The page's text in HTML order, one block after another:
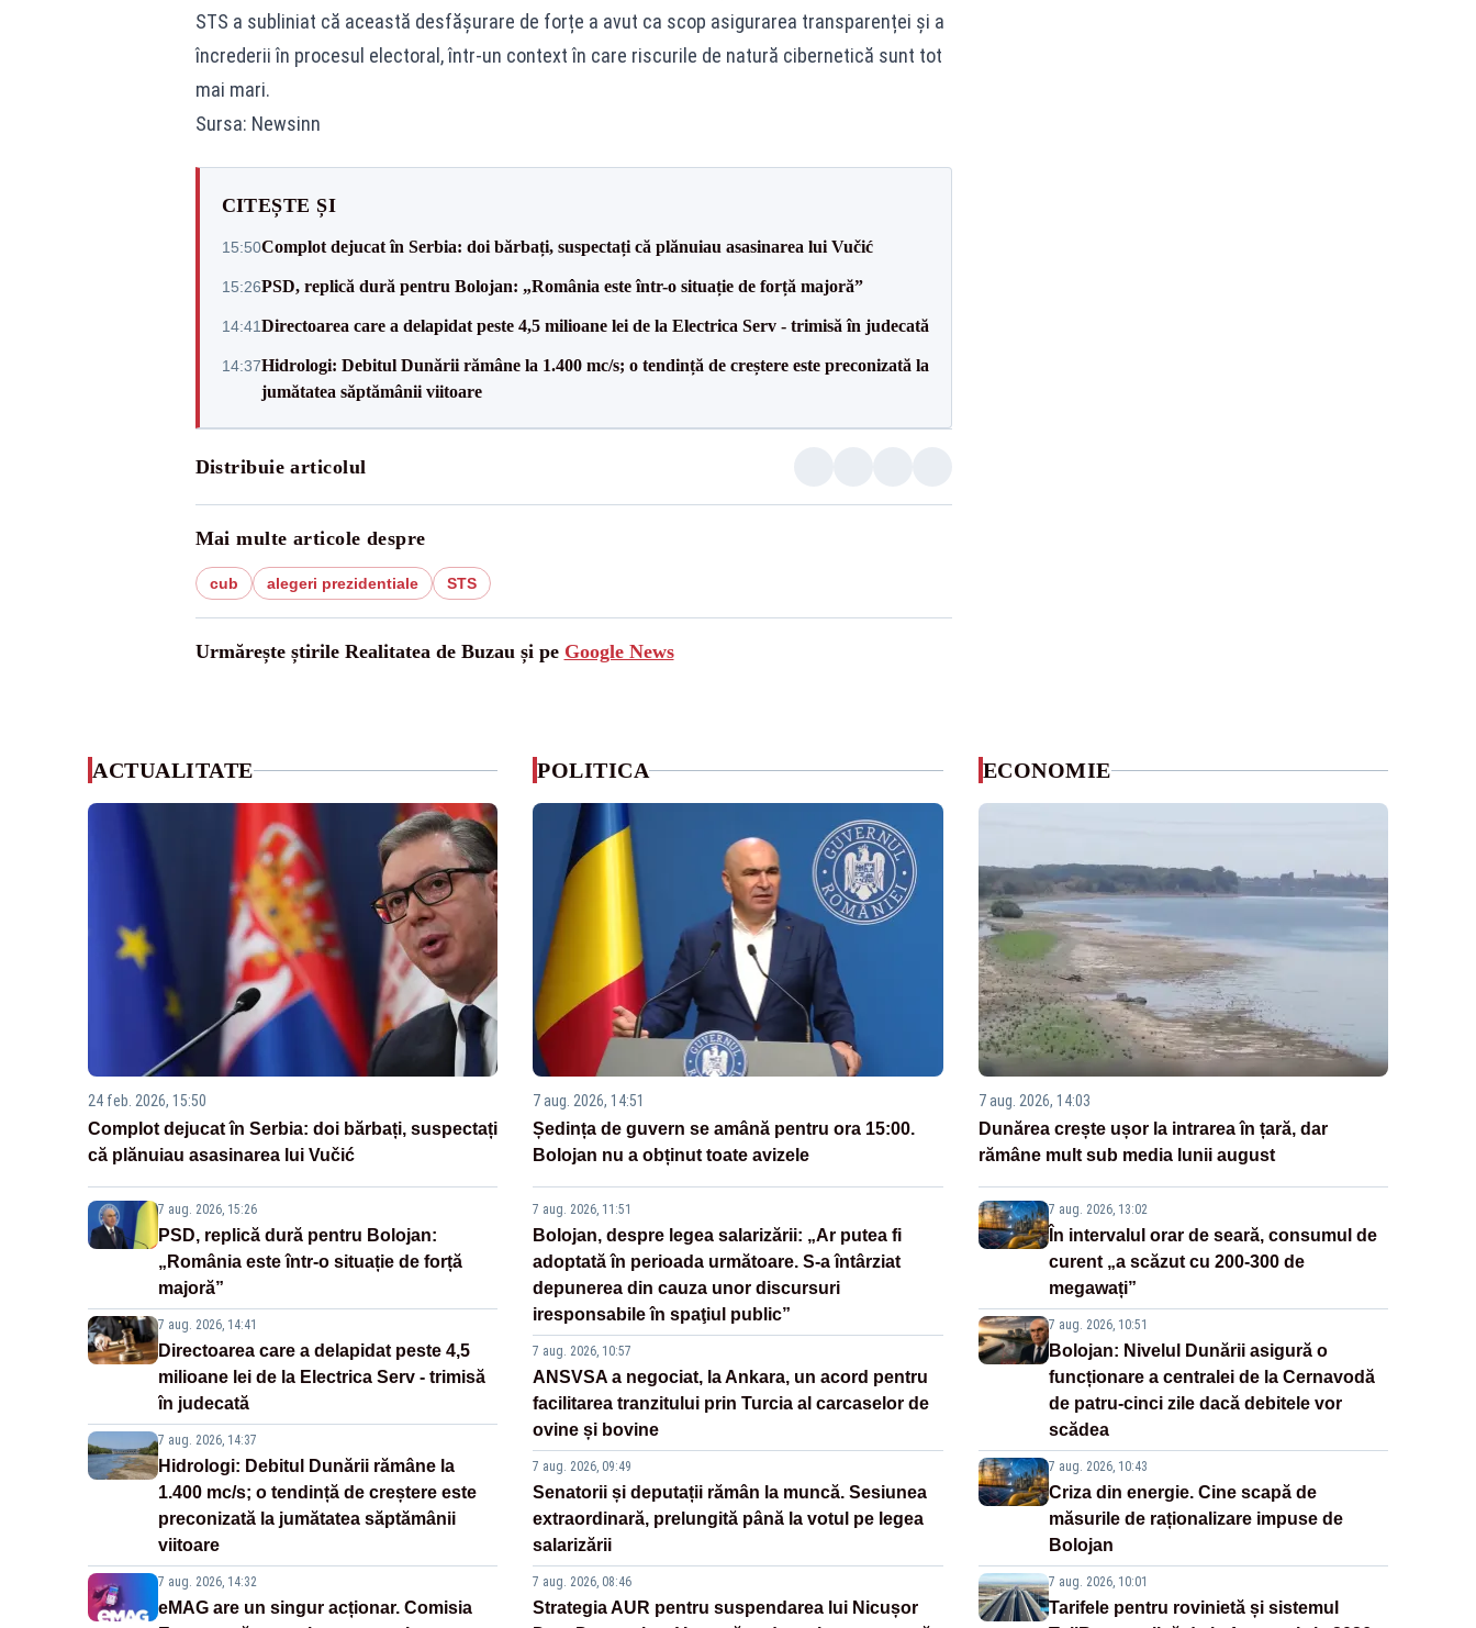
STS a subliniat că această desfășurare de forțe a avut ca scop asigurarea transparenței și a
încrederii în procesul electoral, într-un context în care riscurile de natură cibernetică sunt tot
mai mari.
Sursa: Newsinn
CITEȘTE ȘI
15:50Complot dejucat în Serbia: doi bărbați, suspectați că plănuiau asasinarea lui Vučić
15:26PSD, replică dură pentru Bolojan: „România este într-o situație de forță majoră”
14:41Directoarea care a delapidat peste 4,5 milioane lei de la Electrica Serv - trimisă în judecată
14:37Hidrologi: Debitul Dunării rămâne la 1.400 mc/s; o tendință de creștere este preconizată la
jumătatea săptămânii viitoare
Distribuie articolul
Mai multe articole despre
cub alegeri prezidentiale STS
Urmărește știrile Realitatea de Buzau și pe Google News
ACTUALITATE
24 feb. 2026, 15:50
Complot dejucat în Serbia: doi bărbați, suspectați
că plănuiau asasinarea lui Vučić
7 aug. 2026, 15:26
PSD, replică dură pentru Bolojan:
„România este într-o situație de forță
majoră”
7 aug. 2026, 14:41
Directoarea care a delapidat peste 4,5
milioane lei de la Electrica Serv - trimisă
în judecată
7 aug. 2026, 14:37
Hidrologi: Debitul Dunării rămâne la
1.400 mc/s; o tendință de creștere este
preconizată la jumătatea săptămânii
viitoare
7 aug. 2026, 14:32
eMAG are un singur acționar. Comisia
POLITICA
7 aug. 2026, 14:51
Ședința de guvern se amână pentru ora 15:00.
Bolojan nu a obținut toate avizele
7 aug. 2026, 11:51
Bolojan, despre legea salarizării: „Ar putea fi
adoptată în perioada următoare. S-a întârziat
depunerea din cauza unor discursuri
iresponsabile în spaţiul public”
7 aug. 2026, 10:57
ANSVSA a negociat, la Ankara, un acord pentru
facilitarea tranzitului prin Turcia al carcaselor de
ovine și bovine
7 aug. 2026, 09:49
Senatorii și deputații rămân la muncă. Sesiunea
extraordinară, prelungită până la votul pe legea
salarizării
7 aug. 2026, 08:46
Strategia AUR pentru suspendarea lui Nicușor
ECONOMIE
7 aug. 2026, 14:03
Dunărea crește ușor la intrarea în țară, dar
rămâne mult sub media lunii august
7 aug. 2026, 13:02
În intervalul orar de seară, consumul de
curent „a scăzut cu 200-300 de
megawați”
7 aug. 2026, 10:51
Bolojan: Nivelul Dunării asigură o
funcționare a centralei de la Cernavodă
de patru-cinci zile dacă debitele vor
scădea
7 aug. 2026, 10:43
Criza din energie. Cine scapă de
măsurile de raționalizare impuse de
Bolojan
7 aug. 2026, 10:01
Tarifele pentru rovinietă și sistemul